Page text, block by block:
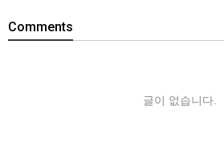
Comments
글이 없습니다.